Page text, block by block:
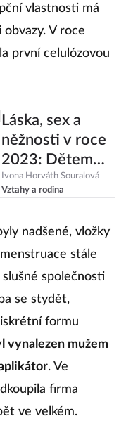
vlastnosti má
V roce
první celulózovou
Láska, sex a
něžnosti v roce
2023: Dětem
snáz vysvětlíte
respekt než
Ivona Horváth Souralová
Vztahy a rodina
nadšené, vložky
stále
společnosti
se stydět,
formu
vynalezen mužem
. Ve
firma
ve velkém.